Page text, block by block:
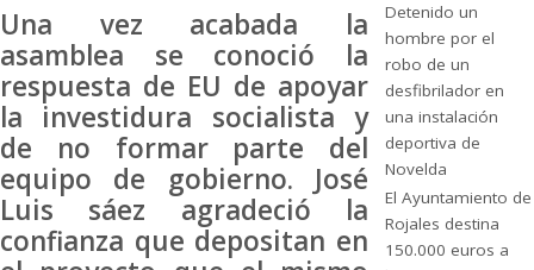
Una vez acabada la
asamblea se conoció la
respuesta de EU de apoyar
la investidura socialista y
de no formar parte del
equipo de gobierno. José
Luis sáez agradeció la
confianza que depositan en
Detenido un
hombre por el
robo de un
desfibrilador en
una instalación
deportiva de
Novelda
El Ayuntamiento de
Rojales destina
150.000 euros a